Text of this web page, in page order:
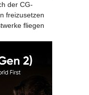
der CG-
freizusetzen
fliegen